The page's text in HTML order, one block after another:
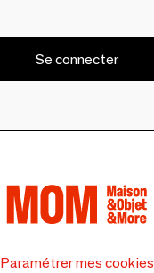
Se connecter
Paramétrer mes cookies